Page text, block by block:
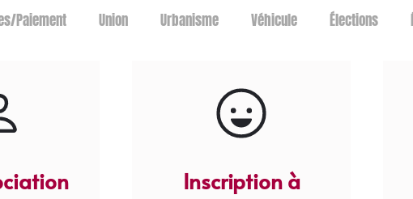
Paiement Union Urbanisme Véhicule Élections
Inscription à